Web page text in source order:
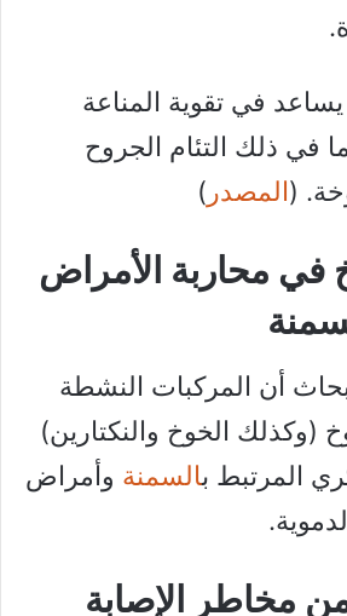
في تقوية المناعة
في ذلك التئام الجروح
(المصدر )
في محاربة الأمراض
أن المركبات النشطة
(وكذلك الخوخ والنكتارين)
المرتبط بالسمنة وأمراض
مخاطر الإصابة